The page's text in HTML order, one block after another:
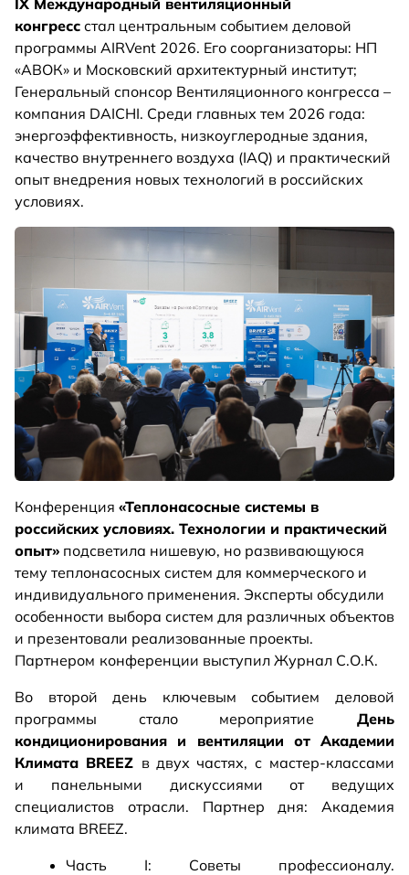
IX Международный вентиляционный
конгресс стал центральным событием деловой
программы AIRVent 2026. Его соорганизаторы: НП
«АВОК» и Московский архитектурный институт;
Генеральный спонсор Вентиляционного конгресса –
компания DAICHI. Среди главных тем 2026 года:
энергоэффективность, низкоуглеродные здания,
качество внутреннего воздуха (IAQ) и практический
опыт внедрения новых технологий в российских
условиях.
Конференция «Теплонасосные системы в
российских условиях. Технологии и практический
опыт» подсветила нишевую, но развивающуюся
тему теплонасосных систем для коммерческого и
индивидуального применения. Эксперты обсудили
особенности выбора систем для различных объектов
и презентовали реализованные проекты.
Партнером конференции выступил Журнал С.О.К.
Во второй день ключевым событием деловой
программы стало мероприятие День
кондиционирования и вентиляции от Академии
Климата BREEZ в двух частях, с мастер-классами
и панельными дискуссиями от ведущих
специалистов отрасли. Партнер дня: Академия
климата BREEZ.
Часть I: Советы профессионалу.